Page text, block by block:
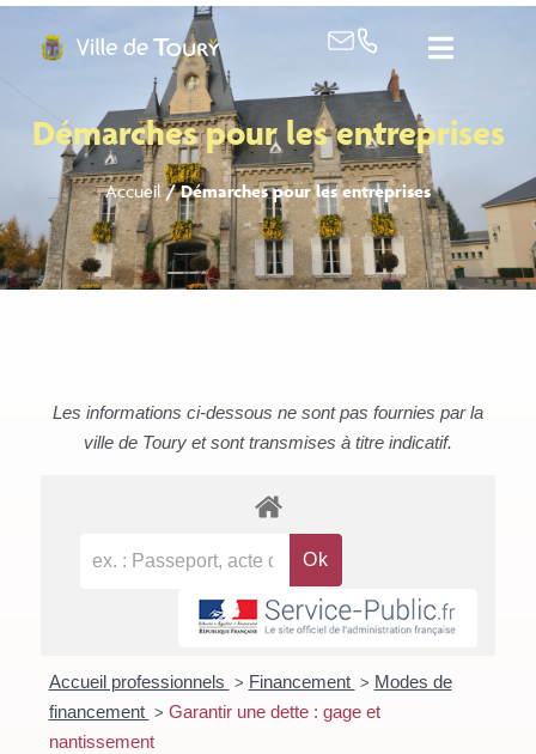
Démarches pour les entreprises
Accueil/Démarches pour les entreprises
Les informations ci-dessous ne sont pas fournies par la
ville de Toury et sont transmises à titre indicatif.
Accueil professionnels > Financement > Modes de
financement > Garantir une dette : gage et
nantissement